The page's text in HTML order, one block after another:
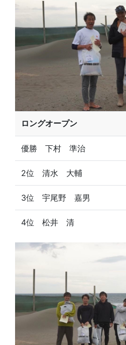
ロングオープン
優勝 下村 準治
2位 清水 大輔
3位 宇尾野 嘉男
4位 松井 清